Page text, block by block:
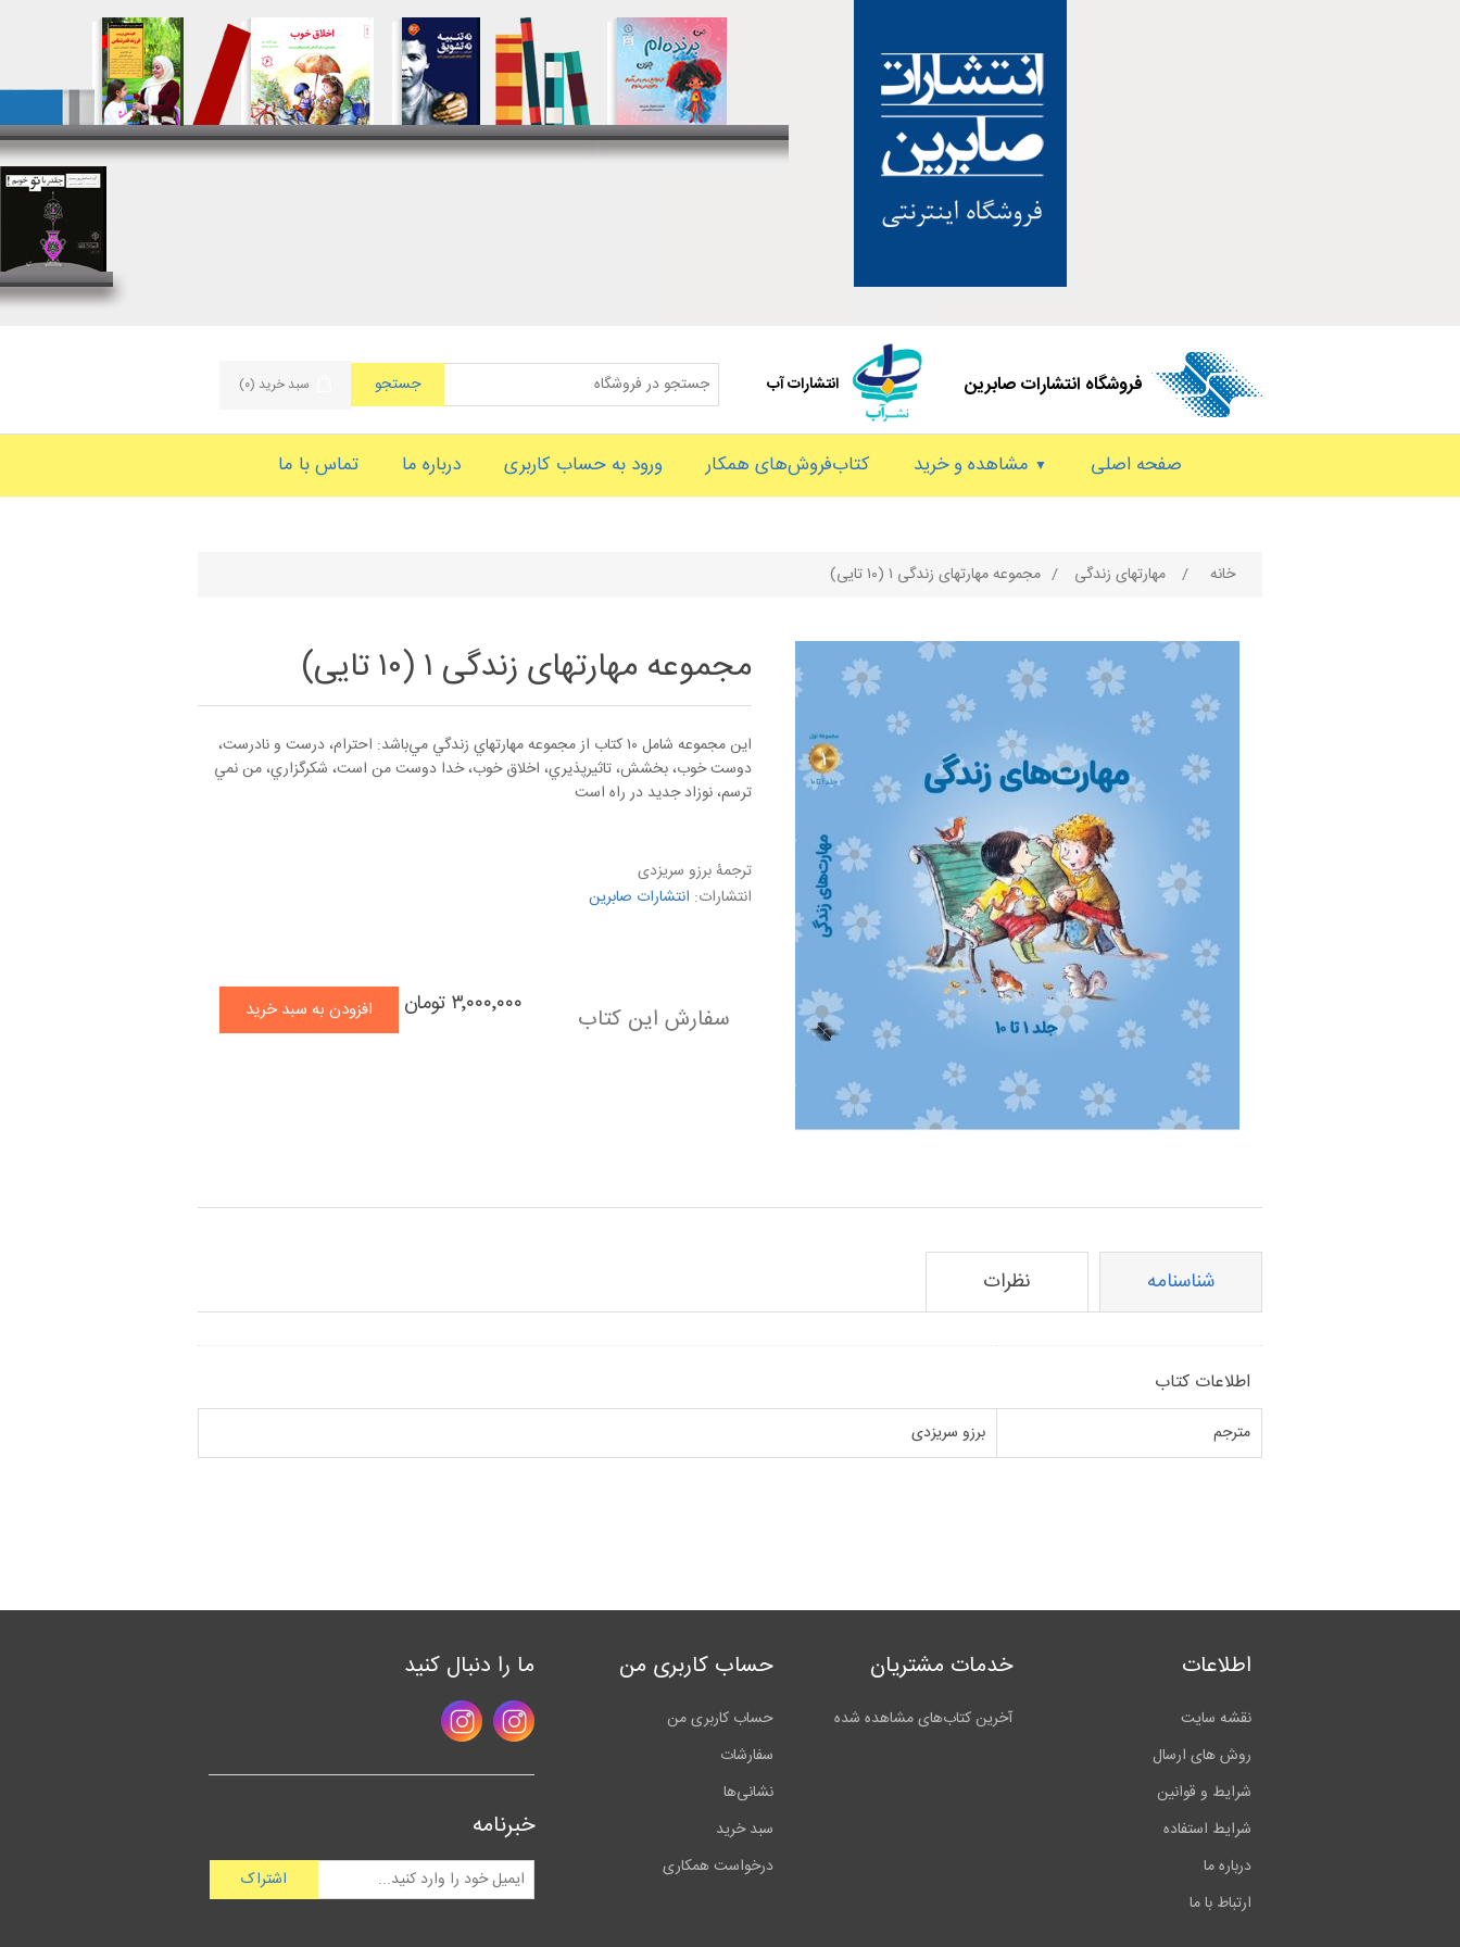
فروشگاه انتشارات صابرین انتشارات آب جستجو سبد خرید (۰)
صفحه اصلی مشاهده و خرید کتاب‌فروش‌های همکار ورود به حساب کاربری درباره ما تماس با ما
خانه / مهارتهای زندگی / مجموعه مهارتهای زندگی ۱ (۱۰ تایی)
مجموعه مهارتهای زندگی ۱ (۱۰ تایی)
اين مجموعه شامل ۱۰ كتاب از مجموعه مهارتهاي زندگي مي‌باشد: احترام، درست و نادرست،
دوست خوب، بخشش، تاثيرپذيري، اخلاق خوب، خدا دوست من است، شكرگزاري، من نمي
ترسم، نوزاد جديد در راه است
ترجمۀ برزو سریزدی
انتشارات: انتشارات صابرین
سفارش این کتاب ۳٬۰۰۰٬۰۰۰ تومان افزودن به سبد خرید
شناسنامه نظرات
نام ویژگی مقدار ویژگی
اطلاعات کتاب
مترجم برزو سریزدی
اطلاعات
نقشه سایت
روش های ارسال
شرایط و قوانین
شرایط استفاده
درباره ما
ارتباط با ما
خدمات مشتریان
آخرین کتاب‌های مشاهده شده
حساب کاربری من
حساب کاربری من
سفارشات
نشانی‌ها
سبد خرید
درخواست همکاری
ما را دنبال کنید
خبرنامه
اشتراک